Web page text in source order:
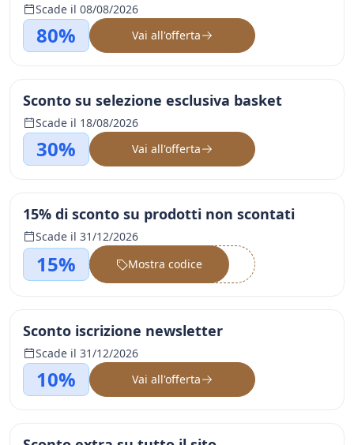
Scade il 08/08/2026
80% Vai all'offerta
Sconto su selezione esclusiva basket
Scade il 18/08/2026
30% Vai all'offerta
15% di sconto su prodotti non scontati
Scade il 31/12/2026
15% ••••••
Mostra codice
Sconto iscrizione newsletter
Scade il 31/12/2026
10% Vai all'offerta